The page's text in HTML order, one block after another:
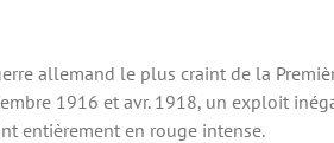
allemand le plus craint de la
1916 et avr. 1918, un exploit
entièrement en rouge intense.